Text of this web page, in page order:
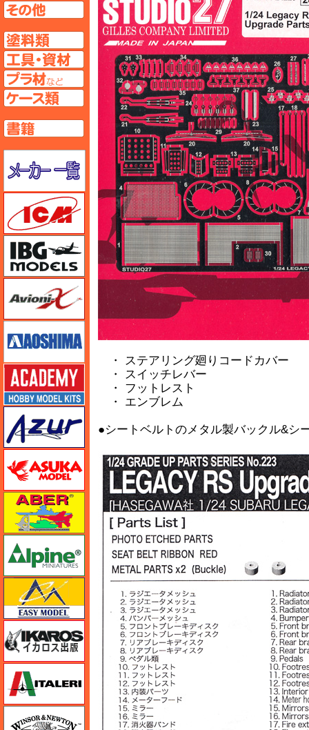
・ ステアリング廻りコードカバー
・ スイッチレバー
・ フットレスト
・ エンブレム
●シートベルトのメタル製バックル&シ
その他ページへ
塗料ページへ
工具ページへ
プラ材ページへ
ケースページへ
書籍ページへ
メーカー一覧のページはこちら
ICM
IBG
Avioni-X（アヴィオニクス）
アスカモデル
アベール
アルパイン
イージーモデル
イカロス出版
ウインザー＆ニュートン